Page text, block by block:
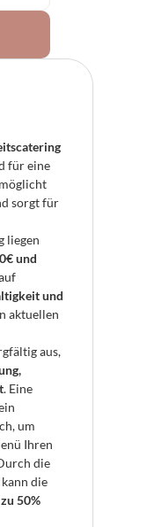
sorgt für
liegen
und
und
aktuellen
aus,
um
Ihren
die
50%